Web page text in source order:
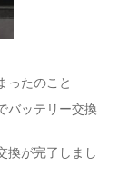
ったのこと
バッテリー交換
換が完了しまし